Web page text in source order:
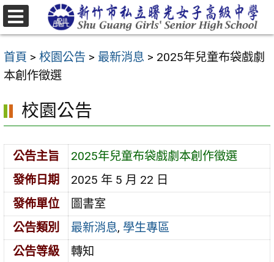
跳
至
要
內
區
首頁 > 校園公告 > 最新消息 > 2025年兒童布袋戲劇
本創作徵選
校園公告
公告主旨
2025年兒童布袋戲劇本創作徵選
發佈日期
2025 年 5 月 22 日
發佈單位
圖書室
公告類別
最新消息, 學生專區
公告等級
轉知
選
單